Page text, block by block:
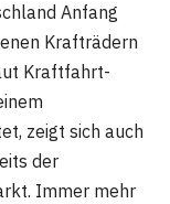
Anfang
Krafträdern
Kraftfahrt-
zeigt sich auch
der
Immer mehr